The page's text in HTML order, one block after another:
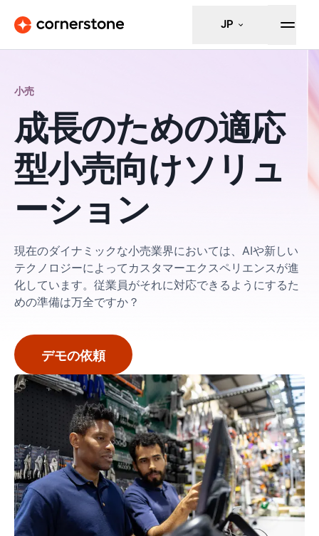
JP
小売
成長のための適応
型小売向けソリュ
ーション
現在のダイナミックな小売業界においては、AIや新しい
テクノロジーによってカスタマーエクスペリエンスが進
化しています。従業員がそれに対応できるようにするた
めの準備は万全ですか？
デモの依頼